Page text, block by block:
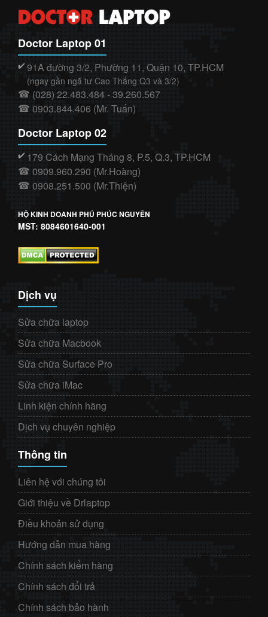
Doctor Laptop 01
✔️ 91A đường 3/2, Phường 11, Quận 10, TP.HCM
(ngay gần ngã tư Cao Thắng Q3 và 3/2)
☎ (028) 22.483.484 - 39.260.567
☎ 0903.844.406 (Mr. Tuấn)
Doctor Laptop 02
✔️ 179 Cách Mạng Tháng 8, P.5, Q.3, TP.HCM
☎ 0909.960.290 (Mr.Hoàng)
☎ 0908.251.500 (Mr.Thiện)
HỘ KINH DOANH PHÚ PHÚC NGUYÊN
MST: 8084601640-001
Dịch vụ
Sửa chữa laptop
Sửa chữa Macbook
Sửa chữa Surface Pro
Sửa chữa iMac
Linh kiện chính hãng
Dịch vụ chuyên nghiệp
Thông tin
Liên hệ với chúng tôi
Giới thiệu về Drlaptop
Điều khoản sử dụng
Hướng dẫn mua hàng
Chính sách kiểm hàng
Chính sách đổi trả
Chính sách bảo hành